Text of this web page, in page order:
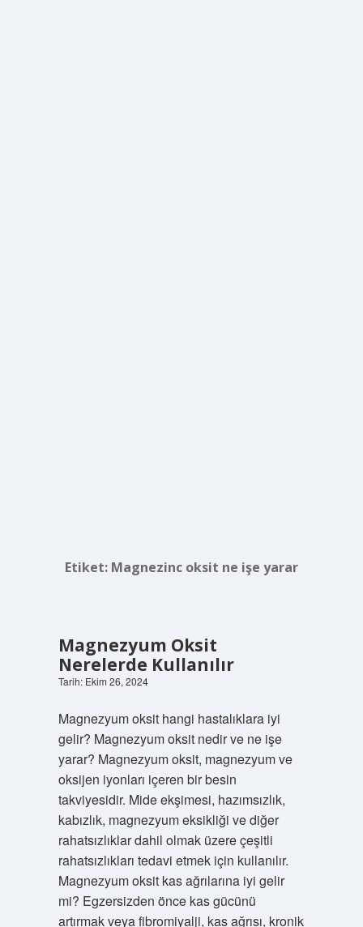
Etiket: Magnezinc oksit ne işe yarar
Magnezyum Oksit
Nerelerde Kullanılır
Tarih: Ekim 26, 2024
Magnezyum oksit hangi hastalıklara iyi
gelir? Magnezyum oksit nedir ve ne işe
yarar? Magnezyum oksit, magnezyum ve
oksijen iyonları içeren bir besin
takviyesidir. Mide ekşimesi, hazımsızlık,
kabızlık, magnezyum eksikliği ve diğer
rahatsızlıklar dahil olmak üzere çeşitli
rahatsızlıkları tedavi etmek için kullanılır.
Magnezyum oksit kas ağrılarına iyi gelir
mi? Egzersizden önce kas gücünü
artırmak veya fibromiyalji, kas ağrısı, kronik